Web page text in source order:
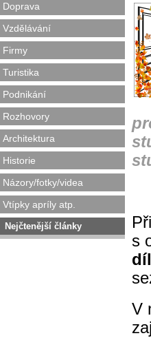
Doprava
Vzdělávání
Firmy
Turistika
Podnikání
Rozhovory
Architektura
Historie
Názory/fotky/videa
Vtípky apríly atp.
Nejčtenější články
s
V